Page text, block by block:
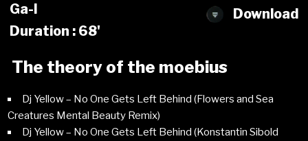
Download
Ga-l
Duration : 68'
The theory of the moebius
Dj Yellow – No One Gets Left Behind (Flowers and Sea
Creatures Mental Beauty Remix)
Dj Yellow – No One Gets Left Behind (Konstantin Sibold